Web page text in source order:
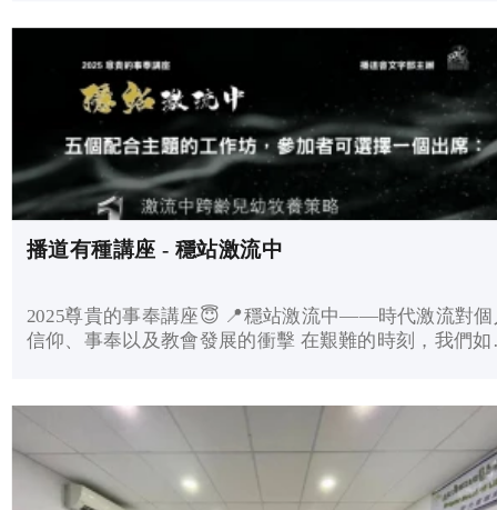
播道有種講座 - 穩站激流中
2025尊貴的事奉講座😇 📍穩站激流中——時代激流對個人
信仰、事奉以及教會發展的衝擊 在艱難的時刻，我們如何
中成長？